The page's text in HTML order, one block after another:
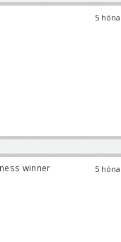
5
5
winner